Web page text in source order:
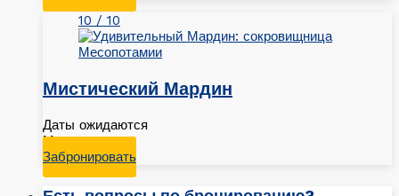
10 / 10
Мистический Мардин
Даты ожидаются
Мардин
Забронировать